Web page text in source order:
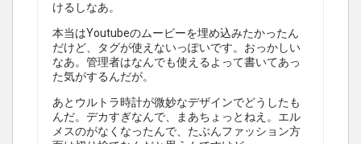
けるしなあ。
本当はYoutubeのムービーを埋め込みたかったん
だけど、タグが使えないっぽいです。おっかしい
なあ。管理者はなんでも使えるよって書いてあっ
た気がするんだが。
あとウルトラ時計が微妙なデザインでどうしたも
んだ。デカすぎなんで、まあちょっとねえ。エル
メスのがなくなったんで、たぶんファッション方